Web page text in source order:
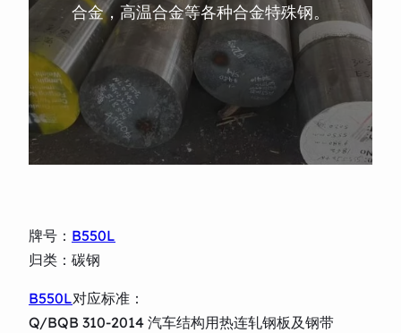
合金，高温合金等各种合金特殊钢。
牌号： B550L
归类：碳钢
B550L对应标准：
Q/BQB 310-2014 汽车结构用热连轧钢板及钢带